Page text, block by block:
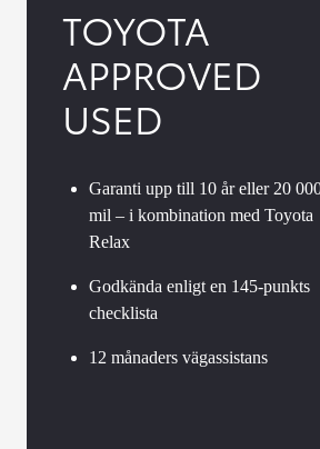
Från 360 900 kr
Från 3 548 kr/mån
Easy Billån
TOYOTA
APPROVED
USED
Garanti upp till 10 år eller 20
mil – i kombination med Toyota
Relax
Godkända enligt en 145-punkts
checklista
12 månaders vägassistans